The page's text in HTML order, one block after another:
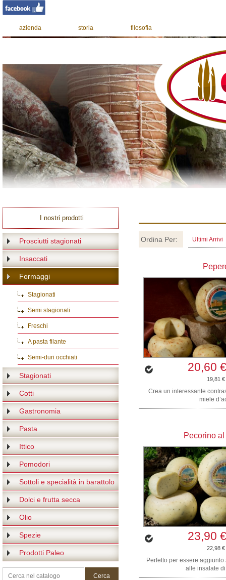
azienda storia filosofia
I nostri prodotti
Prosciutti stagionati
Insaccati
Formaggi
Stagionati
Semi stagionati
Freschi
A pasta filante
Semi-duri occhiati
Stagionati
Cotti
Gastronomia
Pasta
Ittico
Pomodori
Sottoli e specialità in barattolo
Dolci e frutta secca
Olio
Spezie
Prodotti Paleo
Ordina Per: Ultimi Arrivi
20,60
19,81
Crea un interessante
miele
Pecorino al
23,90
22,98 €
Perfetto per essere aggiunto
alle insalate